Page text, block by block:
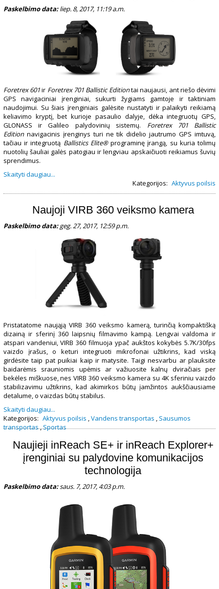
Paskelbimo data:liep. 8, 2017, 11:19 a.m.
Foretrex 601ir Foretrex 701 Ballistic Editiontai naujausi, ant riešo dėvimi
GPS navigaciniai įrenginiai, sukurti žygiams gamtoje ir taktiniam
naudojimui. Su šiais įrenginiais galėsite nustatyti ir palaikyti reikiamą
keliavimo kryptį, bet kurioje pasaulio dalyje, dėka integruotų GPS,
GLONASS ir Galileo palydovinių sistemų. Foretrex 701 Ballistic
Editionnavigacinis įrenginys turi ne tik didelio jautrumo GPS imtuvą,
tačiau ir integruotą Ballistics Elite®programinę įrangą, su kuria tolimų
nuotolių šauliai galės patogiau ir lengviau apskaičiuoti reikiamus šuvių
sprendimus.
Skaityti daugiau...
Kategorijos: Aktyvus poilsis
Naujoji VIRB 360 veiksmo kamera
Paskelbimo data:geg. 27, 2017, 12:59 p.m.
Pristatatome naująją VIRB 360 veiksmo kamerą, turinčią kompaktišką
dizainą ir sferinį 360 laipsnių filmavimo kampą. Lengvai valdoma ir
atspari vandeniui, VIRB 360 filmuoja ypač aukštos kokybės 5.7K/30fps
vaizdo įrašus, o keturi integruoti mikrofonai užtikrins, kad viską
girdėsite taip pat puikiai kaip ir matysite. Taigi nesvarbu ar plauksite
baidarėmis srauniomis upėmis ar važiuosite kalnų dviračiais per
bekėles miškuose, nes VIRB 360 veiksmo kamera su 4K sferiniu vaizdo
stabilizavimu užtikrins, kad akimirkos būtų įamžintos aukščiausiame
detalume, o vaizdas būtų stabilus.
Skaityti daugiau...
Kategorijos: Aktyvus poilsis ,Vandens transportas , Sausumos
transportas,Sportas
Naujieji inReach SE+ ir inReach Explorer+
įrenginiai su palydovine komunikacijos
technologija
Paskelbimo data:saus. 7, 2017, 4:03 p.m.